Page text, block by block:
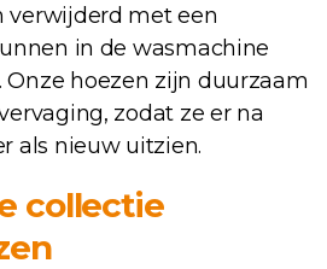
verwijderd met een
in de wasmachine
Onze hoezen zijn duurzaam
zodat ze er na
als nieuw uitzien.
collectie